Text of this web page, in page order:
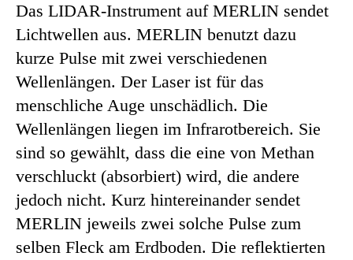
Das LIDAR-Instrument auf MERLIN sendet
Lichtwellen aus. MERLIN benutzt dazu
kurze Pulse mit zwei verschiedenen
Wellenlängen. Der Laser ist für das
menschliche Auge unschädlich. Die
Wellenlängen liegen im Infrarotbereich. Sie
sind so gewählt, dass die eine von Methan
verschluckt (absorbiert) wird, die andere
jedoch nicht. Kurz hintereinander sendet
MERLIN jeweils zwei solche Pulse zum
selben Fleck am Erdboden. Die reflektierten